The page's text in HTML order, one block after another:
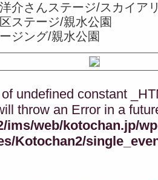
介さんステージ/スカイア
ステージ/親水公園
ジング/親水公園
undefined constant
throw an Error in a
ims/web/kotochan.jp/
Kotochan2/